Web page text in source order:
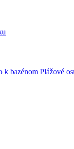
k bazénom Plážové